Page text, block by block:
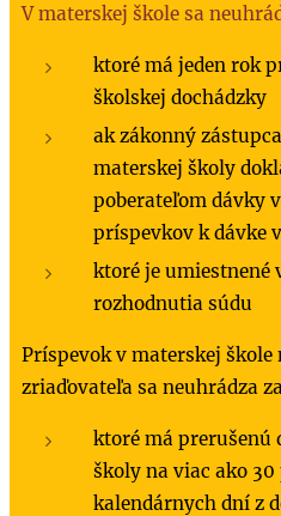
V materskej škole sa
ktoré má jeden rok
školskej dochádzky
ak zákonný
materskej školy
poberateľom dávky
príspevkov k dávke
ktoré je umiestnené
rozhodnutia súdu
Príspevok v materskej škole
zriaďovateľa sa neuhrádza
ktoré má prerušenú
školy na viac ako 30
kalendárnych dní z